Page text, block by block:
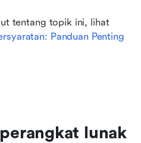
Untuk membaca lebih lanjut tentang topik ini, lihat
Panduan Penting
lunak